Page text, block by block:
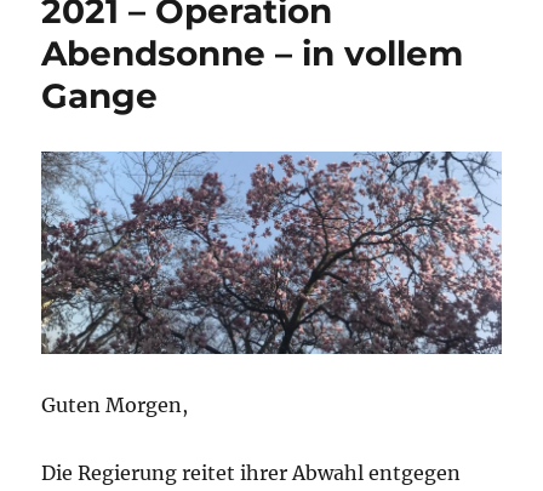
–
Cyber
dreht
sich
immer
schneller
2021 – Operation
Abendsonne – in vollem
Gange
Guten Morgen,
Die Regierung reitet ihrer Abwahl entgegen